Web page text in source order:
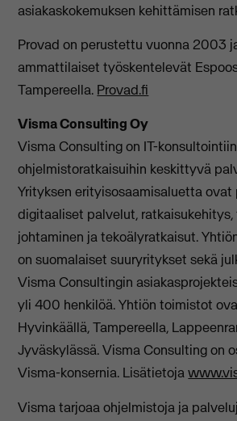
asiakaskokemuksen kehittämisen
Provad on perustettu vuonna 2003
ammattilaiset työskentelevät
Tampereella. Provad.fi
Visma Consulting Oy
Visma Consulting on IT-
ohjelmistoratkaisuihin keskittyvä
Yrityksen erityisosaamisaluetta
digitaaliset palvelut,
johtaminen ja tekoälyratkaisut.
on suomalaiset suuryritykset sekä
Visma Consultingin
yli 400 henkilöä. Yhtiön toimistot
Hyvinkäällä, Tampereella,
Jyväskylässä. Visma Consulting on
Visma-konsernia. Lisätietoja
Visma tarjoaa ohjelmistoja ja